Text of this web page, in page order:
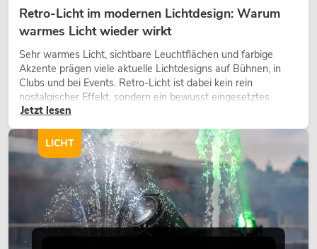
Retro-Licht im modernen Lichtdesign: Warum
warmes Licht wieder wirkt
Sehr warmes Licht, sichtbare Leuchtflächen und farbige
Akzente prägen viele aktuelle Lichtdesigns auf Bühnen, in
Clubs und bei Events. Retro-Licht ist dabei kein rein
nostalgischer Effekt, sondern ein bewusst eingesetztes
Gestaltungsmittel: Es schafft Atmosphäre, gibt Szenen
Charakter und kann technische LED-Setups emotionaler
wirken lassen.
Jetzt lesen
LICHT